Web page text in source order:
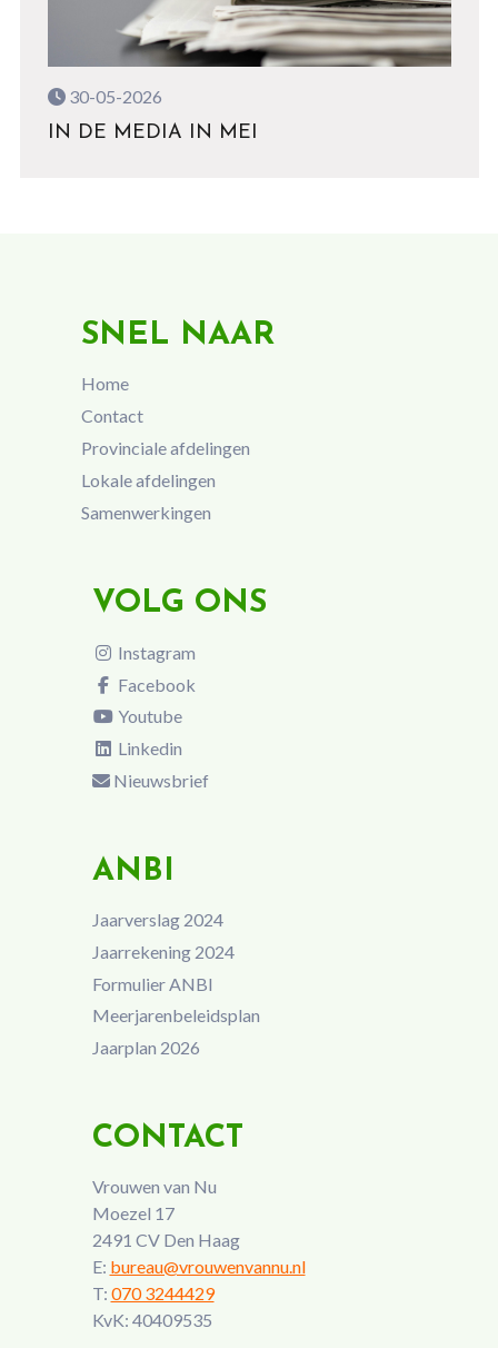
30-05-2026
IN DE MEDIA IN MEI
SNEL NAAR
Home
Contact
Provinciale afdelingen
Lokale afdelingen
Samenwerkingen
VOLG ONS
Instagram
Facebook
Youtube
Linkedin
Nieuwsbrief
ANBI
Jaarverslag 2024
Jaarrekening 2024
Formulier ANBI
Meerjarenbeleidsplan
Jaarplan 2026
CONTACT
Vrouwen van Nu
Moezel 17
2491 CV Den Haag
E: bureau@vrouwenvannu.nl
T: 070 3244429
KvK: 40409535